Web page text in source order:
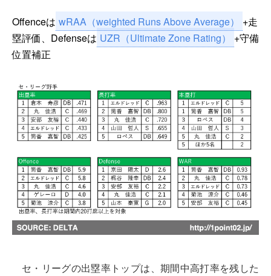
Offenceは wRAA（weighted Runs Above Average）
+走
塁評価、Defenseは UZR（Ultimate Zone Rating）
+守備
位置補正
セ・リーグの出塁率トップは、期間中高打率を残した